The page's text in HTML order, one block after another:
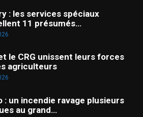
: les services spéciaux
11 présumés…
le CRG unissent leurs forces
agriculteurs
: un incendie ravage plusieurs
au grand…